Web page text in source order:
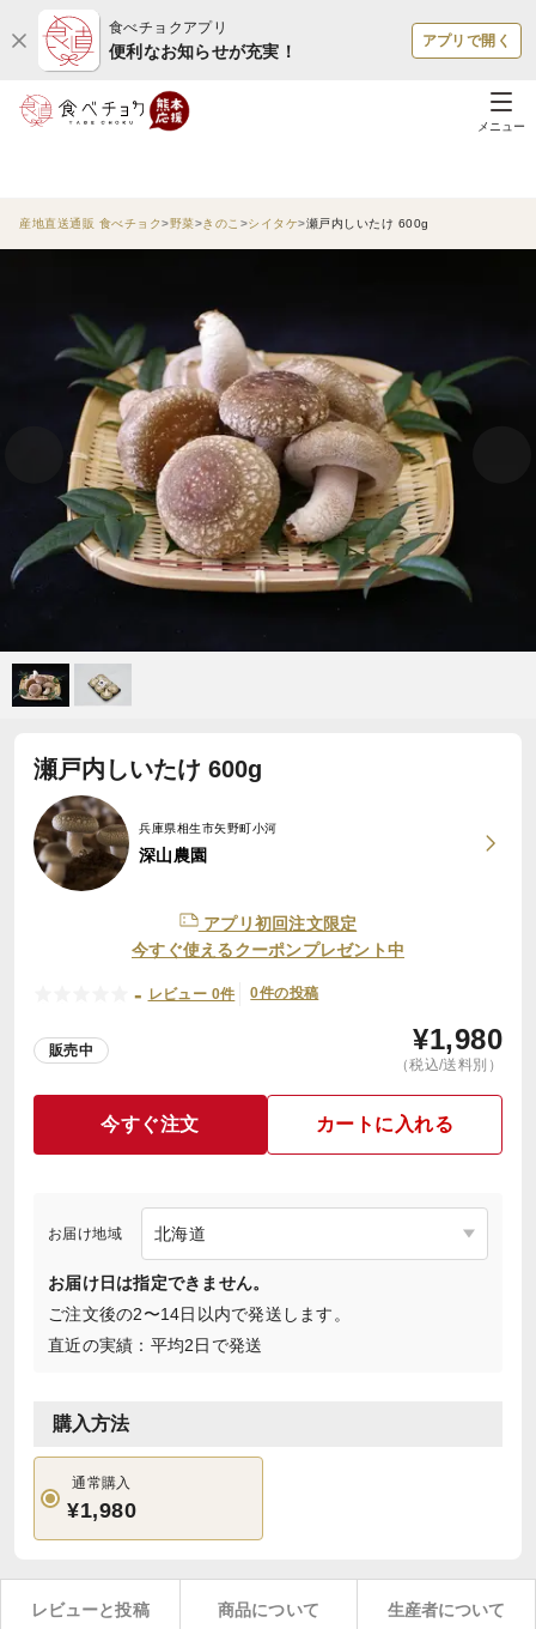
食べチョクアプリ
便利なお知らせが充実！
アプリで開く
メニュー
産地直送通販 食べチョク 野菜 きのこ シイタケ 瀬戸内しいたけ 600g
瀬戸内しいたけ 600g
兵庫県相生市矢野町小河
深山農園
アプリ初回注文限定
今すぐ使えるクーポンプレゼント中
- レビュー 0件 0件の投稿
販売中 ¥1,980
（税込/送料別）
今すぐ注文 カートに入れる
お届け地域
お届け日は指定できません。
ご注文後の2〜14日以内で発送します。
直近の実績：平均2日で発送
購入方法
通常購入
¥1,980
レビューと投稿 商品について 生産者について